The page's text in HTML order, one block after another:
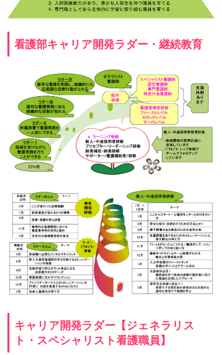
看護部キャリア開発ラダー・継続教育
キャリア開発ラダー【ジェネラリス
ト・スペシャリスト看護職員】